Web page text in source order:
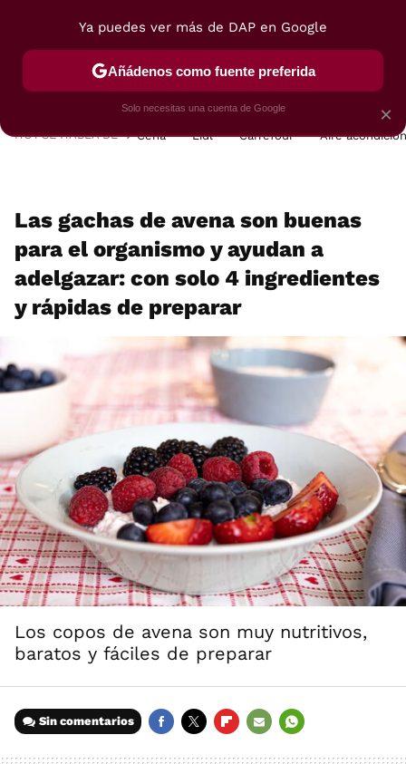
POSTRES VIAJES SELECCIÓN VEGUI
HOY SE HABLA DE Cena Lidl Carrefour Aire
Las gachas de avena son buenas
para el organismo y ayudan a
adelgazar: con solo 4 ingredientes
y rápidas de preparar
Los copos de avena son muy nutritivos,
baratos y fáciles de preparar
Sin comentarios
×
Ya puedes ver más de DAP en Google
Añádenos como fuente preferida
Solo necesitas una cuenta de Google